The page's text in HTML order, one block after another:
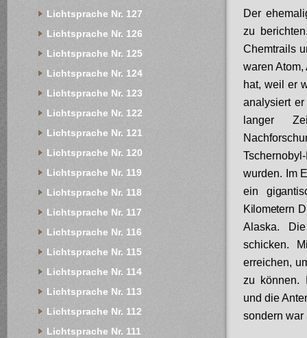
Der
zu
Chemtrails
waren
hat, weil er
analysiert
langer
wurden. Im
ein
Kilometern
Alaska.
schicken.
erreichen,
zu können.
und die
sondern war
Lichtsprache Nr. 127
Lichtsprache Nr. 126
Lichtsprache Nr. 125
Lichtsprache Nr. 124
Lichtsprache Nr. 123
Lichtsprache Nr. 122
Lichtsprache Nr. 121
Lichtsprache Nr. 120
Lichtsprache Nr. 119
Lichtsprache Nr. 118
Lichtsprache Nr. 117
Lichtsprache Nr. 116
Lichtsprache Nr. 115
Lichtsprache Nr. 114
Lichtsprache Nr. 113
Lichtsprache Nr. 112
Lichtsprache Nr. 111